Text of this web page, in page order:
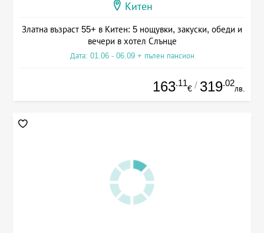
Китен
Златна възраст 55+ в Китен: 5 нощувки, закуски, обеди и
вечери в хотел Слънце
Дата: 01.06 - 06.09 + пълен пансион
163.11
€ / 319.02
лв.